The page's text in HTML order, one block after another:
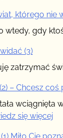
którego nie
wtedy, gdy
(3)
zatrzymać
– Chcesz coś
wciągnięta
się więcej